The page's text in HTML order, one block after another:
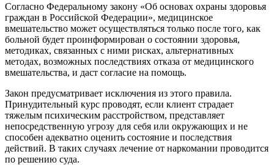
Согласно Федеральному закону «Об основах охраны здоровья
граждан в Российской Федерации», медицинское
вмешательство может осуществляться только после того, как
больной будет проинформирован о состоянии здоровья,
методиках, связанных с ними рисках, альтернативных
методах, возможных последствиях отказа от медицинского
вмешательства, и даст согласие на помощь.
Закон предусматривает исключения из этого правила.
Принудительный курс проводят, если клиент страдает
тяжелым психическим расстройством, представляет
непосредственную угрозу для себя или окружающих и не
способен адекватно оценить состояние и последствия
действий. В таких случаях лечение от наркомании проводится
по решению суда.